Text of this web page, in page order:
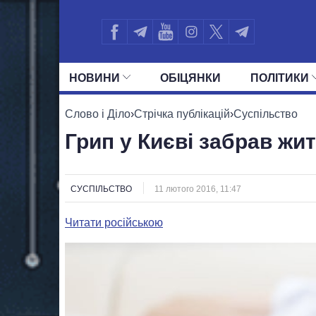
НОВИНИ ОБIЦЯНКИ ПОЛIТИКИ
УСІ ПОЛІТИКИ ПРЕЗИДЕНТ І ОФІС
Слово і Діло›Стрічка публікацій›Суспільство
Грип у Києві забрав
СУСПІЛЬСТВО 11 лютого 2016, 11:47
Читати російською